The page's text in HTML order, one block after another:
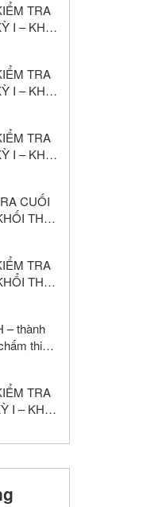
TRA
I – KHỐI
TRA
I – KHỐI
TRA
I – KHỐI
CUỐI
THPT
TRA
THPT
– thành
thi
TRA
I – KHỐI